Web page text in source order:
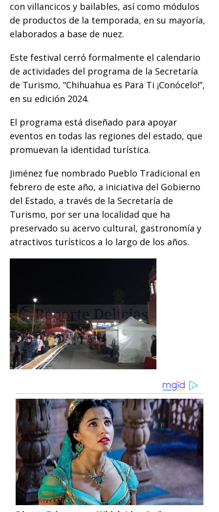
con villancicos y bailables, así como módulos
de productos de la temporada, en su mayoría,
elaborados a base de nuez.
Este festival cerró formalmente el calendario
de actividades del programa de la Secretaría
de Turismo, “Chihuahua es Para Ti ¡Conócelo!”,
en su edición 2024.
El programa está diseñado para apoyar
eventos en todas las regiones del estado, que
promuevan la identidad turística.
Jiménez fue nombrado Pueblo Tradicional en
febrero de este año, a iniciativa del Gobierno
del Estado, a través de la Secretaría de
Turismo, por ser una localidad que ha
preservado su acervo cultural, gastronomía y
atractivos turísticos a lo largo de los años.